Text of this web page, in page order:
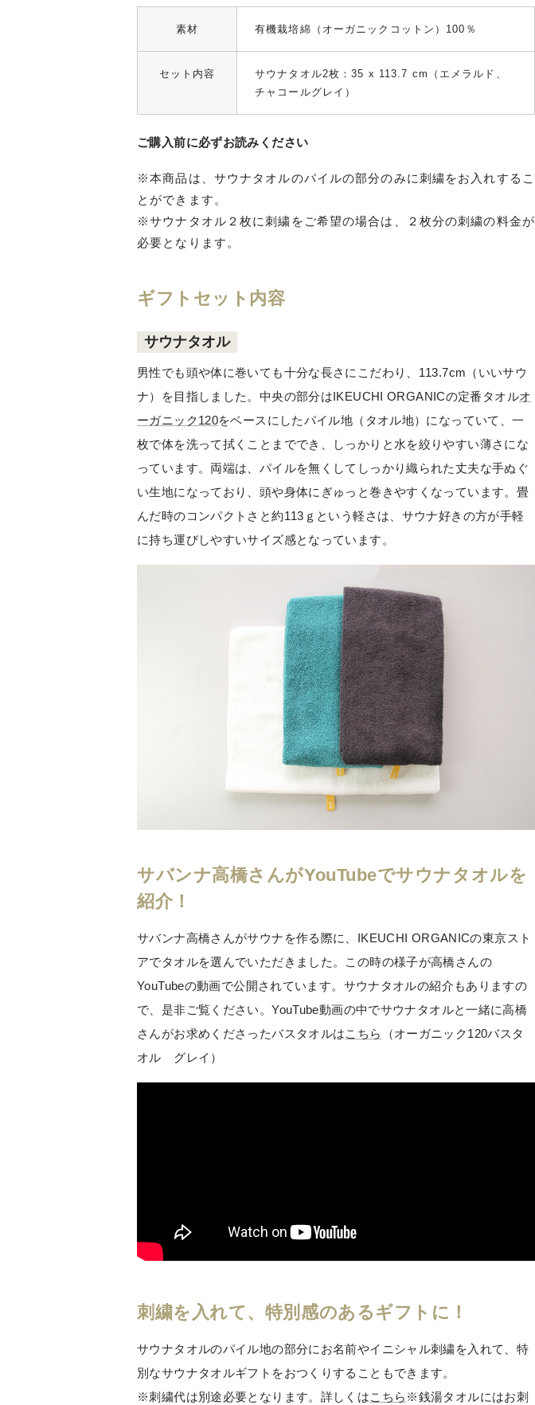
素材 有機栽培綿（オーガニックコットン）100％
セット内容
サウナタオル2枚：35 x 113.7 cm（エメラルド、
チャコールグレイ）
ご購入前に必ずお読みください
※本商品は、サウナタオルのパイルの部分のみに刺繍をお入れするこ
とができます。
※サウナタオル２枚に刺繍をご希望の場合は、２枚分の刺繍の料金が
必要となります。
ギフトセット内容
サウナタオル
男性でも頭や体に巻いても十分な長さにこだわり、113.7cm（いいサウ
ナ）を目指しました。中央の部分はIKEUCHI ORGANICの定番タオルオ
ーガニック120をベースにしたパイル地（タオル地）になっていて、一
枚で体を洗って拭くことまででき、しっかりと水を絞りやすい薄さにな
っています。両端は、パイルを無くしてしっかり織られた丈夫な手ぬぐ
い生地になっており、頭や身体にぎゅっと巻きやすくなっています。畳
んだ時のコンパクトさと約113ｇという軽さは、サウナ好きの方が手軽
に持ち運びしやすいサイズ感となっています。
サバンナ高橋さんがYouTubeでサウナタオルを
紹介！
サバンナ高橋さんがサウナを作る際に、IKEUCHI ORGANICの東京スト
アでタオルを選んでいただきました。この時の様子が高橋さんの
YouTubeの動画で公開されています。サウナタオルの紹介もありますの
で、是非ご覧ください。YouTube動画の中でサウナタオルと一緒に高橋
さんがお求めくださったバスタオルはこちら
（オーガニック120バスタ
オル グレイ）
刺繍を入れて、特別感のあるギフトに！
サウナタオルのパイル地の部分にお名前やイニシャル刺繍を入れて、特
別なサウナタオルギフトをおつくりすることもできます。
※刺繍代は別途必要となります。詳しくはこちら ※銭湯タオルにはお刺